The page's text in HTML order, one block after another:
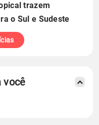
trazem
o Sul e Sudeste
você